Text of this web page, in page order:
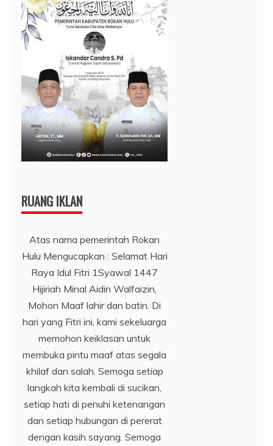
RUANG IKLAN
Atas nama pemerintah Rokan
Hulu Mengucapkan : Selamat Hari
Raya Idul Fitri 1Syawal 1447
Hijiriah Minal Aidin Walfaizin,
Mohon Maaf lahir dan batin. Di
hari yang Fitri ini, kami sekeluarga
memohon keiklasan untuk
membuka pintu maaf atas segala
khilaf dan salah. Semoga setiap
langkah kita kembali di sucikan,
setiap hati di penuhi ketenangan
dan setiap hubungan di pererat
dengan kasih sayang. Semoga